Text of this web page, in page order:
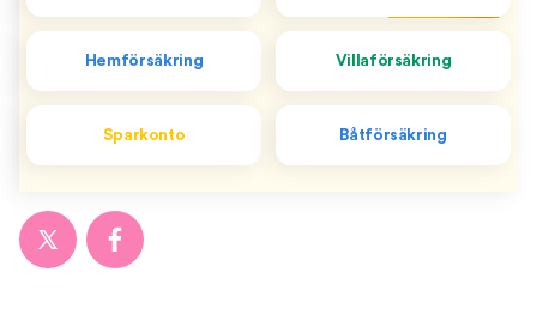
Hemförsäkring Villaförsäkring
Sparkonto Båtförsäkring